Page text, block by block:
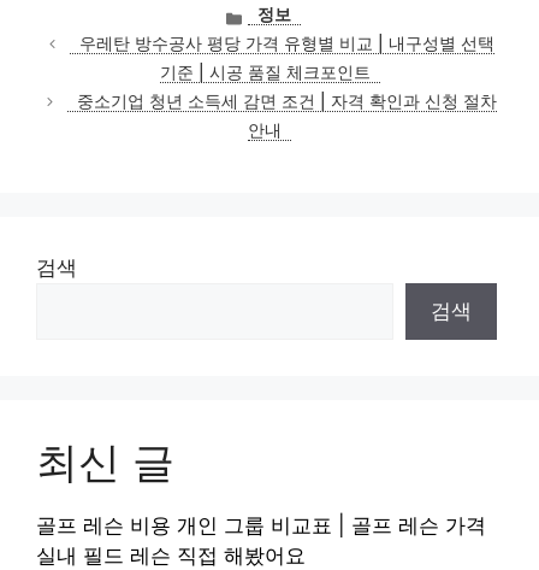
카
테
고
리
정보
우레탄 방수공사 평당 가격 유형별 비교 | 내구성별 선택
기준 | 시공 품질 체크포인트
중소기업 청년 소득세 감면 조건 | 자격 확인과 신청 절차
안내
검색
검색
최신 글
골프 레슨 비용 개인 그룹 비교표 | 골프 레슨 가격
실내 필드 레슨 직접 해봤어요